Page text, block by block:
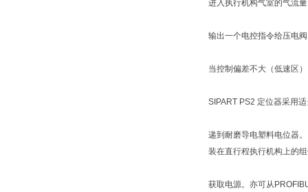
进入执行机构气室的气流
输出一个电控指令给压电
当控制偏差不大（低速区
SIPART PS2 定位器采用
递到耐磨导电塑料电位器
装在直行程执行机构上的
获取电源。亦可从